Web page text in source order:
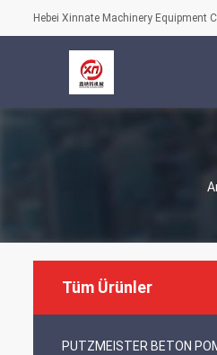
Hebei Xinnate Machinery Equipment
Tüm Ürünler
PUTZMEISTER BETON